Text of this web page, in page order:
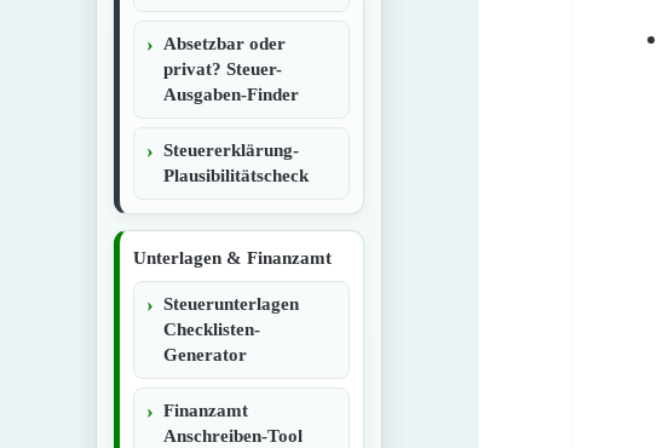
Absetzbar oder
privat? Steuer-
Ausgaben-Finder
Steuererklärung-
Plausibilitätscheck
Unterlagen & Finanzamt
Steuerunterlagen
Checklisten-
Generator
Finanzamt
Anschreiben-Tool